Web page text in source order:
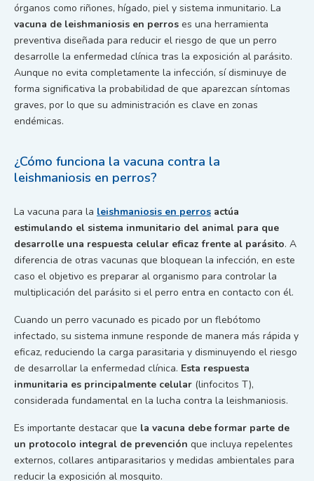
órganos como riñones, hígado, piel y sistema inmunitario. La
vacuna de leishmaniosis en perros es una herramienta
preventiva diseñada para reducir el riesgo de que un perro
desarrolle la enfermedad clínica tras la exposición al parásito.
Aunque no evita completamente la infección, sí disminuye de
forma significativa la probabilidad de que aparezcan síntomas
graves, por lo que su administración es clave en zonas
endémicas.
¿Cómo funciona la vacuna contra la
leishmaniosis en perros?
La vacuna para la leishmaniosis en perros actúa
estimulando el sistema inmunitario del animal para que
desarrolle una respuesta celular eficaz frente al parásito. A
diferencia de otras vacunas que bloquean la infección, en este
caso el objetivo es preparar al organismo para controlar la
multiplicación del parásito si el perro entra en contacto con él.
Cuando un perro vacunado es picado por un flebótomo
infectado, su sistema inmune responde de manera más rápida y
eficaz, reduciendo la carga parasitaria y disminuyendo el riesgo
de desarrollar la enfermedad clínica. Esta respuesta
inmunitaria es principalmente celular (linfocitos T),
considerada fundamental en la lucha contra la leishmaniosis.
Es importante destacar que la vacuna debe formar parte de
un protocolo integral de prevención que incluya repelentes
externos, collares antiparasitarios y medidas ambientales para
reducir la exposición al mosquito.